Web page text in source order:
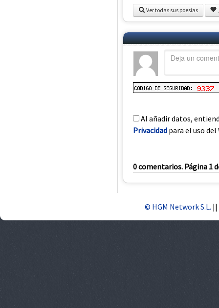
Ver todas sus poesías
Al añadir datos,
Privacidad para el uso del
0 comentarios. Página 1
© HGM Network S.L. ||